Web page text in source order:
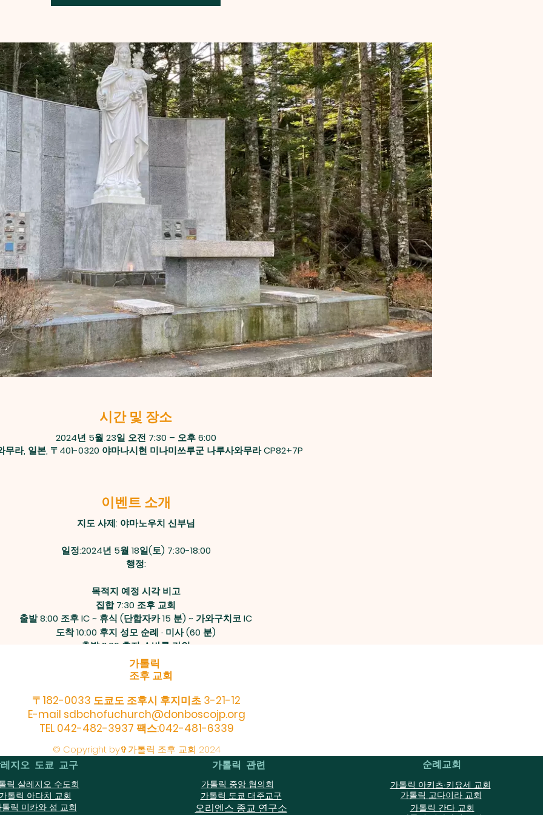
시간 및 장소
2024년 5월 23일 오전 7:30 – 오후 6:00
무라, 일본, 〒401-0320 야마나시현 미나미쓰루군 나루사와무라 CP82+7P
이벤트 소개
지도 사제: 야마노우치 신부님
일정:2024년 5월 18일(토) 7:30-18:00
행정:
목적지 예정 시각 비고
집합 7:30 조후 교회
출발 8:00 조후 IC ~ 휴식 (단합자카 15 분) ~ 가와구치코 IC
도착 10:00 후지 성모 순례 · 미사 (60 분)
출발 11:00 후지 스바루 라인
도착 11:45 후지산 고아메 산책·휴식(30분)
출발 12:15 후지 스바루 라인 ~ 야마나카 호
출발 14:30 야마나카코 IC~휴식(담합자카 15분)~ 조후 IC
도착 18:00 조후 교회
□참가비:3000엔/어른 1000엔/어린이
희망에 따라 점심 (도시락과 차)를 700 엔으로 신청할 수 있습니다.
선착순으로 정원이 되면 마감합니다. 아래의 신청 용지를 교회 사무소에 제출해 주세요. 참가비
가톨릭
조후 교회
〒182-0033 도쿄도 조후시 후지미초 3-21-12
E-mail sdbchofuchurch@donboscojp.org
TEL 042-482-3937 팩스:042-481-6339
© Copyright by✞가톨릭 조후 교회 2024
지오 도쿄 교구
릭 살레지오 수도회
톨릭 아다치 교회
릭 미카와 섬 교회
가톨릭 관련
가톨릭 중앙 협의회
가톨릭 도쿄 대주교구
오리엔스 종교 연구소
순례교회
가톨릭 아키츠·키요세 교회
가톨릭 고다이라 교회
가톨릭 간다 교회